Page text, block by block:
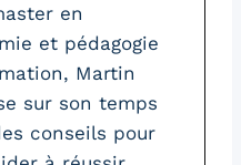
en
et pédagogie
Martin
sur son temps
conseils pour